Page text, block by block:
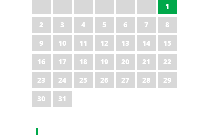
1
2
3 4 5 6 7
8
9
10 11 12 13 14
15
16
17 18 19 20 21
22
23
24 25 26 27 28
29
30
31